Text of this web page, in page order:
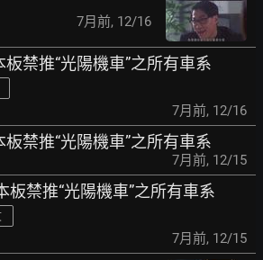
7月前, 12/16
板禁推“光陽機車”之所有車系
7月前, 12/16
板禁推“光陽機車”之所有車系
7月前, 12/15
板禁推“光陽機車”之所有車系
7月前, 12/15